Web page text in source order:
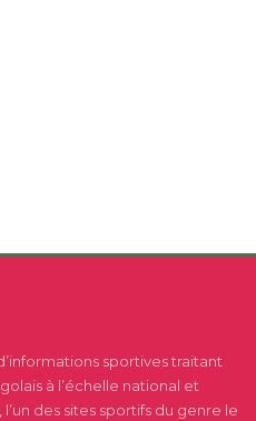
sportives traitant
à l’échelle national et
des sites sportifs du genre le